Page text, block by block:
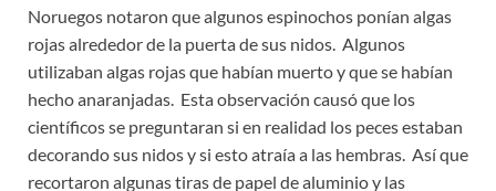
Noruegos notaron que algunos espinochos ponían algas
rojas alrededor de la puerta de sus nidos. Algunos
utilizaban algas rojas que habían muerto y que se habían
hecho anaranjadas. Esta observación causó que los
científicos se preguntaran si en realidad los peces estaban
decorando sus nidos y si esto atraía a las hembras. Así que
recortaron algunas tiras de papel de aluminio y las